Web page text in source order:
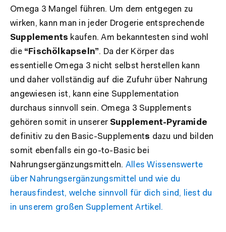
Omega 3 Mangel führen. Um dem entgegen zu
wirken, kann man in jeder Drogerie entsprechende
Supplements kaufen. Am bekanntesten sind wohl
die “Fischölkapseln”. Da der Körper das
essentielle Omega 3 nicht selbst herstellen kann
und daher vollständig auf die Zufuhr über Nahrung
angewiesen ist, kann eine Supplementation
durchaus sinnvoll sein. Omega 3 Supplements
gehören somit in unserer Supplement-Pyramide
definitiv zu den Basic-Supplements dazu und bilden
somit ebenfalls ein go-to-Basic bei
Nahrungsergänzungsmitteln. Alles Wissenswerte
über Nahrungsergänzungsmittel und wie du
herausfindest, welche sinnvoll für dich sind, liest du
in unserem großen Supplement Artikel.